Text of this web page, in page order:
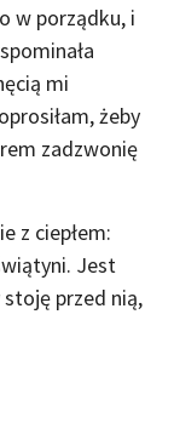
w porządku, i
mi
żeby
zadzwonię
z ciepłem:
Jest
przed nią,